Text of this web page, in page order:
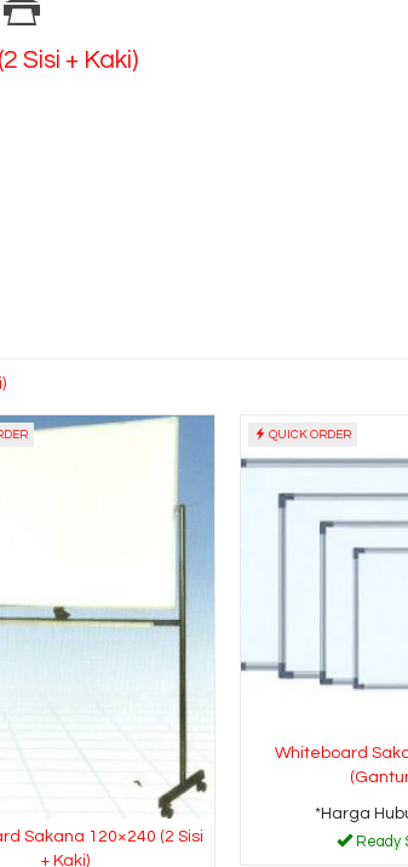
Sisi + Kaki)
Sakana 120×240 (2 Sisi
+ Kaki)
QUICK ORDER
Whiteboard
*Harga
Ready